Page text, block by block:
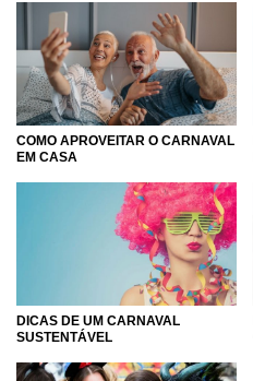
Carnaval da melhor maneira
Embarque na leitura,
beba muita água e venha
que é bom dura pouco e
COMO APROVEITAR O CARNAVAL
EM CASA
DICAS DE UM CARNAVAL
SUSTENTÁVEL